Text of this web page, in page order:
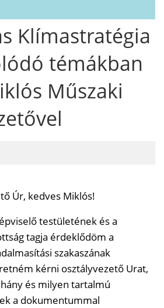
Klímastratégia
témákban
Műszaki
Úr, kedves Miklós!
testületének és a
tagja érdeklődöm a
szakaszának
kérni osztályvezető Urat,
és milyen tartalmú
a dokumentummal